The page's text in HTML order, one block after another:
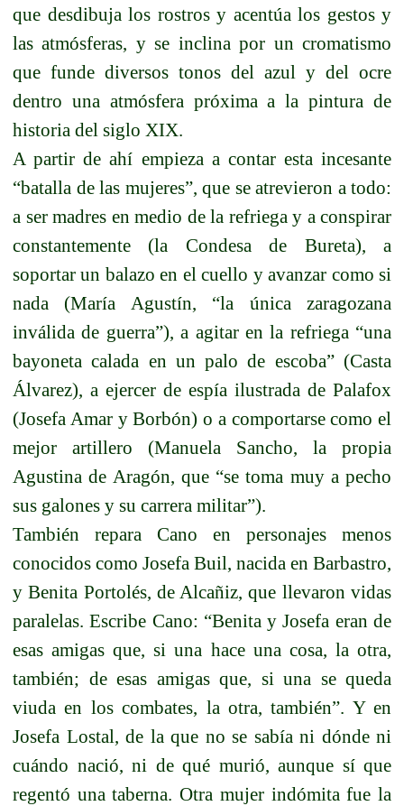
que desdibuja los rostros y acentúa los gestos y
las atmósferas, y se inclina por un cromatismo
que funde diversos tonos del azul y del ocre
dentro una atmósfera próxima a la pintura de
historia del siglo XIX.
A partir de ahí empieza a contar esta incesante
“batalla de las mujeres”, que se atrevieron a todo:
a ser madres en medio de la refriega y a conspirar
constantemente (la Condesa de Bureta), a
soportar un balazo en el cuello y avanzar como si
nada (María Agustín, “la única zaragozana
inválida de guerra”), a agitar en la refriega “una
bayoneta calada en un palo de escoba” (Casta
Álvarez), a ejercer de espía ilustrada de Palafox
(Josefa Amar y Borbón) o a comportarse como el
mejor artillero (Manuela Sancho, la propia
Agustina de Aragón, que “se toma muy a pecho
sus galones y su carrera militar”).
También repara Cano en personajes menos
conocidos como Josefa Buil, nacida en Barbastro,
y Benita Portolés, de Alcañiz, que llevaron vidas
paralelas. Escribe Cano: “Benita y Josefa eran de
esas amigas que, si una hace una cosa, la otra,
también; de esas amigas que, si una se queda
viuda en los combates, la otra, también”. Y en
Josefa Lostal, de la que no se sabía ni dónde ni
cuándo nació, ni de qué murió, aunque sí que
regentó una taberna. Otra mujer indómita fue la